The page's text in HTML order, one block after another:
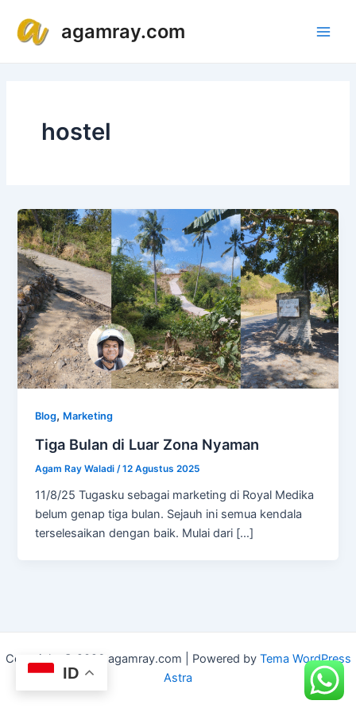
konten
agamray.com
hostel
Blog, Marketing
Tiga Bulan di Luar Zona Nyaman
Agam Ray Waladi /12 Agustus 2025
11/8/25 Tugasku sebagai marketing di Royal Medika
belum genap tiga bulan. Sejauh ini semua kendala
terselesaikan dengan baik. Mulai dari […]
Copyright © 2026 agamray.com | Powered by Tema WordPress
Astra
ID